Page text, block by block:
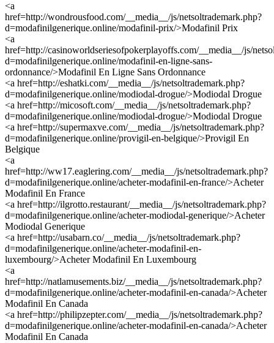
<a
href=http://wondrousfood.com/__media__/js/netsoltrademark.php?
d=modafinilgenerique.online/modafinil-prix/>Modafinil Prix
<a
href=http://casinoworldseriesofpokerplayoffs.com/__media__/js/
d=modafinilgenerique.online/modafinil-en-ligne-sans-
ordonnance/>Modafinil En Ligne Sans Ordonnance
<a href=http://eshatki.com/__media__/js/netsoltrademark.php?
d=modafinilgenerique.online/modiodal-drogue/>Modiodal Drogue
<a href=http://micosoft.com/__media__/js/netsoltrademark.php?
d=modafinilgenerique.online/modiodal-drogue/>Modiodal Drogue
<a href=http://supermaxve.com/__media__/js/netsoltrademark.php?
d=modafinilgenerique.online/provigil-en-belgique/>Provigil En
Belgique
<a
href=http://ww17.eaglering.com/__media__/js/netsoltrademark.php?
d=modafinilgenerique.online/acheter-modafinil-en-france/>Acheter
Modafinil En France
<a href=http://ilgrotto.restaurant/__media__/js/netsoltrademark.php?
d=modafinilgenerique.online/acheter-modiodal-generique/>Acheter
Modiodal Generique
<a href=http://usabarn.co/__media__/js/netsoltrademark.php?
d=modafinilgenerique.online/acheter-modafinil-en-
luxembourg/>Acheter Modafinil En Luxembourg
<a
href=http://natlamusements.biz/__media__/js/netsoltrademark.php?
d=modafinilgenerique.online/acheter-modafinil-en-canada/>Acheter
Modafinil En Canada
<a href=http://philipzepter.com/__media__/js/netsoltrademark.php?
d=modafinilgenerique.online/acheter-modafinil-en-canada/>Acheter
Modafinil En Canada